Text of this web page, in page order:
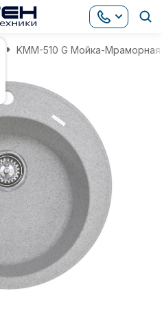
KMM-510 G Мойка-Мраморная